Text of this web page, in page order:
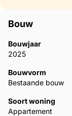
Bouw
Bouwjaar
2025
Bouwvorm
Bestaande bouw
Soort woning
Appartement